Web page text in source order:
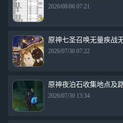
2026/08/06 07:21
原神七圣召唤无量疾战
2026/07/30 07:22
原神夜泊石收集地点及
2026/07/30 13:34